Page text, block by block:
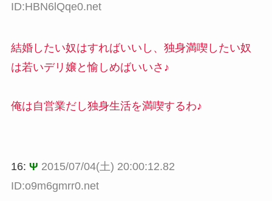
ID:HBN6lQqe0.net
結婚したい奴はすればいいし、独身満喫したい奴
は若いデリ嬢と愉しめばいいさ♪
俺は自営業だし独身生活を満喫するわ♪
16: Ψ 2015/07/04(土) 20:00:12.82
ID:o9m6gmrr0.net